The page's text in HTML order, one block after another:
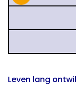
Leven lang